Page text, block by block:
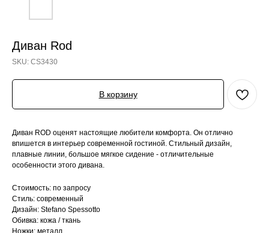
Диван Rod
SKU: CS3430
В корзину
Диван ROD оценят настоящие любители комфорта. Он отлично
впишется в интерьер современной гостиной. Стильный дизайн,
плавные линии, большое мягкое сидение - отличительные
особенности этого дивана.
Стоимость: по запросу
Стиль: современный
Дизайн: Stefano Spessotto
Обивка: кожа / ткань
Ножки: металл